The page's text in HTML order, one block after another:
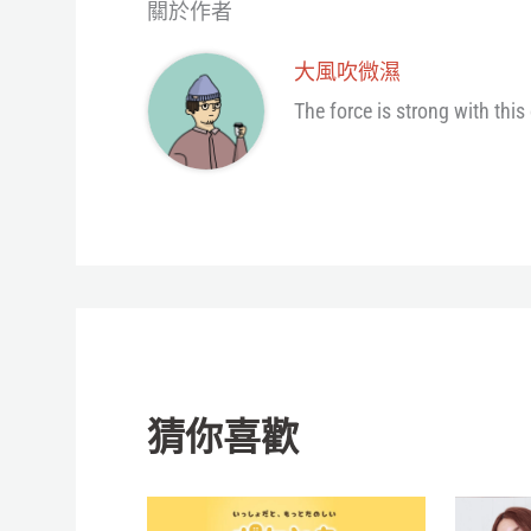
關於作者
大風吹微濕
The force is strong with this
猜你喜歡